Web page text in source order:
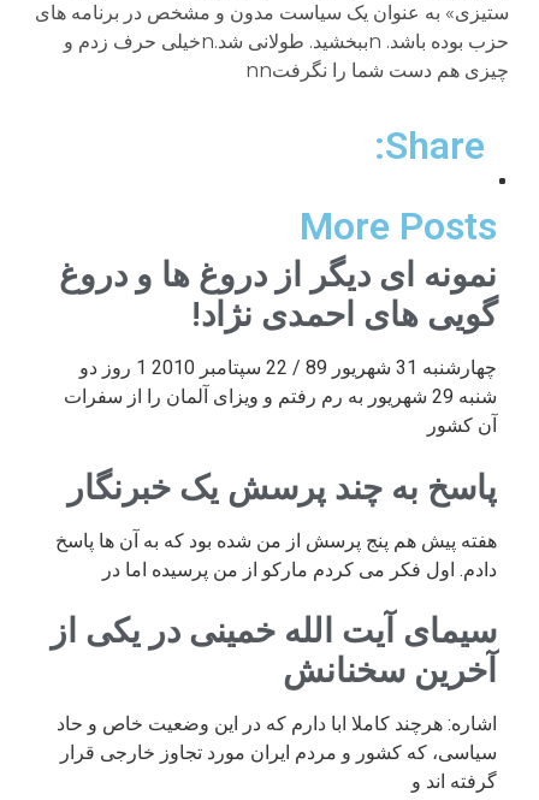
ستیزی» به عنوان یک سیاست مدون و مشخص در برنامه های
حزب بوده باشد. nببخشید. طولانی شد.nخیلی حرف زدم و
چیزی هم دست شما را نگرفتnn
Share:
More Posts
نمونه ای دیگر از دروغ ها و دروغ
گویی های احمدی نژاد!
چهارشنبه 31 شهریور 89 / 22 سپتامبر 2010 1 روز دو
شنبه 29 شهریور به رم رفتم و ویزای آلمان را از سفرات
آن کشور
پاسخ به چند پرسش یک خبرنگار
هفته پیش هم پنج پرسش از من شده بود که به آن ها پاسخ
دادم. اول فکر می کردم مارکو از من پرسیده اما در
سیمای آیت الله خمینی در یکی از
آخرین سخنانش
اشاره: هرچند کاملا ابا دارم که در این وضعیت خاص و حاد
سیاسی، که کشور و مردم ایران مورد تجاوز خارجی قرار
گرفته اند و